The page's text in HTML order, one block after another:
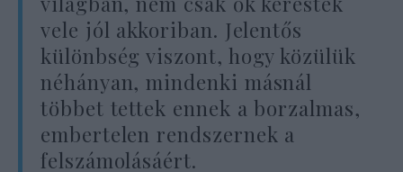
vele jól akkoriban. Jelentős
különbség viszont, hogy közülük
néhányan, mindenki másnál
többet tettek ennek a borzalmas,
embertelen rendszernek a
felszámolásáért.